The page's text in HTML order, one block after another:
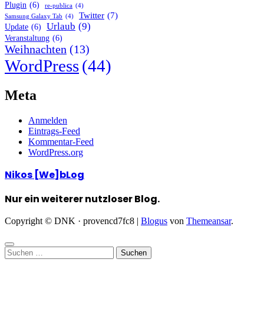
Plugin (6) re-publica (4)
Samsung Galaxy Tab (4) Twitter (7)
Update (6) Urlaub (9)
Veranstaltung (6)
Weihnachten (13)
WordPress(44)
Meta
Anmelden
Eintrags-Feed
Kommentar-Feed
WordPress.org
Nikos [We]bLog
Nur ein weiterer nutzloser Blog.
Copyright © DNK · provencd7fc8 | Blogus von Themeansar.
Suchen
nach: